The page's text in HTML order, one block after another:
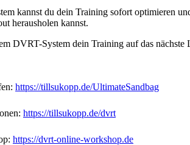
kannst du dein Training sofort optimieren
herausholen kannst.
DVRT-System dein Training auf das nächste
https://tillsukopp.de/UltimateSandbag
https://tillsukopp.de/dvrt
https://dvrt-online-workshop.de